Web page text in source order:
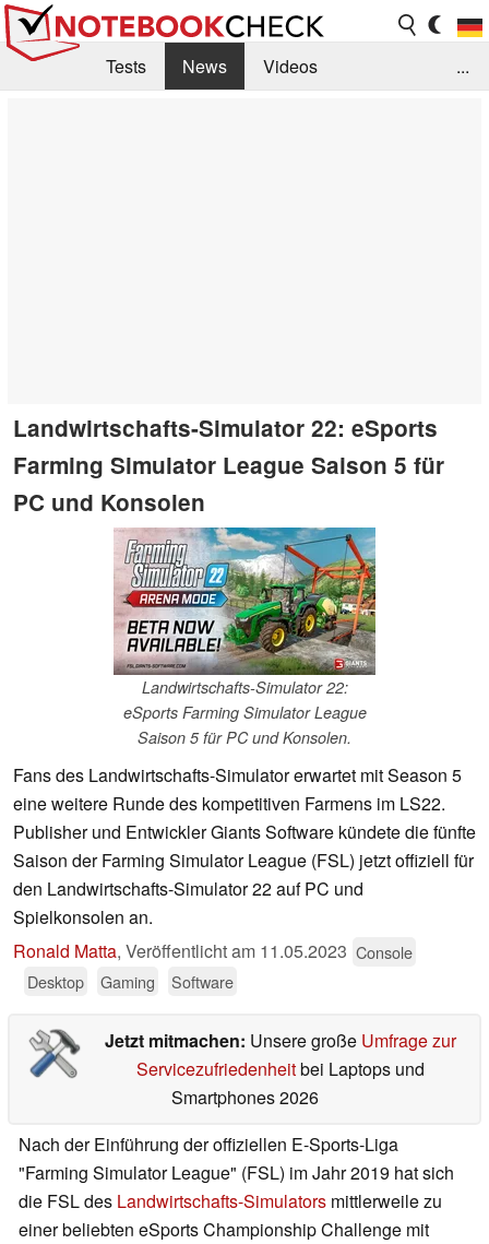
Tests News
Videos
...
Landwirtschafts-Simulator 22: eSports
Farming Simulator League Saison 5 für
PC und Konsolen
Landwirtschafts-Simulator 22:
eSports Farming Simulator League
Saison 5 für PC und Konsolen.
Fans des Landwirtschafts-Simulator erwartet mit Season 5
eine weitere Runde des kompetitiven Farmens im LS22.
Publisher und Entwickler Giants Software kündete die fünfte
Saison der Farming Simulator League (FSL) jetzt offiziell für
den Landwirtschafts-Simulator 22 auf PC und
Spielkonsolen an.
Ronald Matta, Veröffentlicht am 11.05.2023 Console
Desktop
Gaming Software
Jetzt mitmachen: Unsere große Umfrage zur
Servicezufriedenheitbei Laptops und
Smartphones 2026
Nach der Einführung der offiziellen E-Sports-Liga
"Farming Simulator League" (FSL) im Jahr 2019 hat sich
die FSL des Landwirtschafts-Simulators mittlerweile zu
einer beliebten eSports Championship Challenge mit